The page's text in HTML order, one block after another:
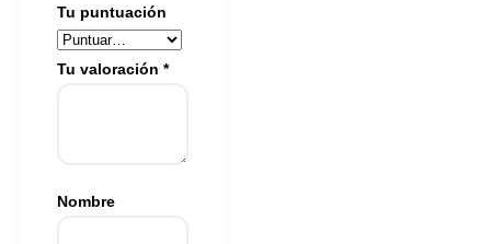
Tu puntuación
Tu valoración *
Nombre